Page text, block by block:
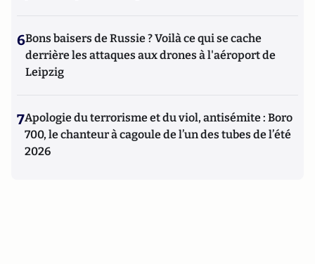
6Bons baisers de Russie ? Voilà ce qui se cache
derrière les attaques aux drones à l'aéroport de
Leipzig
7Apologie du terrorisme et du viol, antisémite : Boro
700, le chanteur à cagoule de l’un des tubes de l’été
2026